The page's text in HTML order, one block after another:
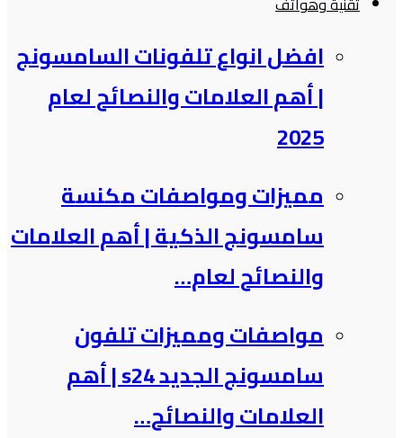
افضل انواع تلفونات السامسونج​
| أهم العلامات والنصائح لعام
2025
مميزات ومواصفات مكنسة
سامسونج الذكية​ | أهم العلامات
والنصائح لعام…
مواصفات ومميزات تلفون
سامسونج الجديد s24 | أهم
العلامات والنصائح…